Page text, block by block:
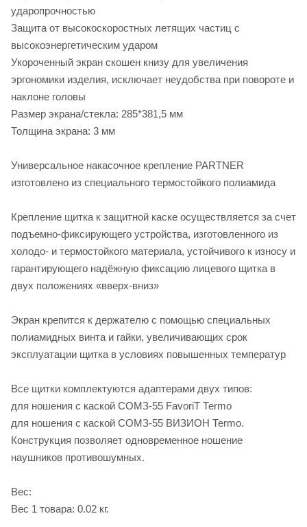
ударопрочностью
Защита от высокоскоростных летящих частиц с
высокоэнергетическим ударом
Укороченный экран скошен книзу для увеличения
эргономики изделия, исключает неудобства при повороте и
наклоне головы
Размер экрана/стекла: 285*381,5 мм
Толщина экрана: 3 мм
Универсальное накасочное крепление PARTNER
изготовлено из специального термостойкого полиамида
Крепление щитка к защитной каске осуществляется за счет
подъемно-фиксирующего устройства, изготовленного из
холодо- и термостойкого материала, устойчивого к износу и
гарантирующего надёжную фиксацию лицевого щитка в
двух положениях «вверх-вниз»
Экран крепится к держателю с помощью специальных
полиамидных винта и гайки, увеличивающих срок
эксплуатации щитка в условиях повышенных температур
Все щитки комплектуются адаптерами двух типов:
для ношения с каской СОМЗ‑55 FavoriT Теrmо
для ношения с каской СОМЗ-55 ВИЗИОН Теrmо.
Конструкция позволяет одновременное ношение
наушников противошумных.
Вес:
Вес 1 товара: 0.02 кг.